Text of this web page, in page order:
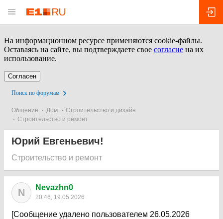
На информационном ресурсе применяются cookie-файлы.
Оставаясь на сайте, вы подтверждаете свое согласие на их
использование.
Согласен
Поиск по форумам
Общение Дом
Строительство и дизайн
Строительство и ремонт
Юрий Евгеньевич!
Строительство и ремонт
N Nevazhn0
20:46, 19.05.2026
[Сообщение удалено пользователем 26.05.2026